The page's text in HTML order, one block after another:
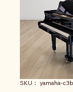
SKU： yamaha-